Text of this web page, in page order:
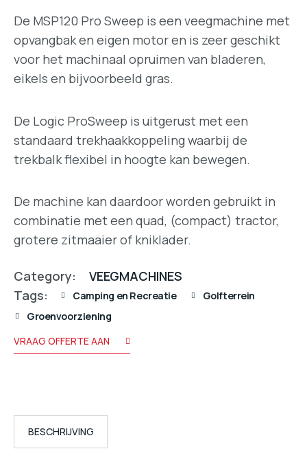
De MSP120 Pro Sweep is een veegmachine met
opvangbak en eigen motor en is zeer geschikt
voor het machinaal opruimen van bladeren,
eikels en bijvoorbeeld gras.
De Logic ProSweep is uitgerust met een
standaard trekhaakkoppeling waarbij de
trekbalk flexibel in hoogte kan bewegen.
De machine kan daardoor worden gebruikt in
combinatie met een quad, (compact) tractor,
grotere zitmaaier of kniklader.
Category:
VEEGMACHINES
Tags:
Camping en Recreatie
Golfterrein
Groenvoorziening
VRAAG OFFERTE AAN
BESCHRIJVING